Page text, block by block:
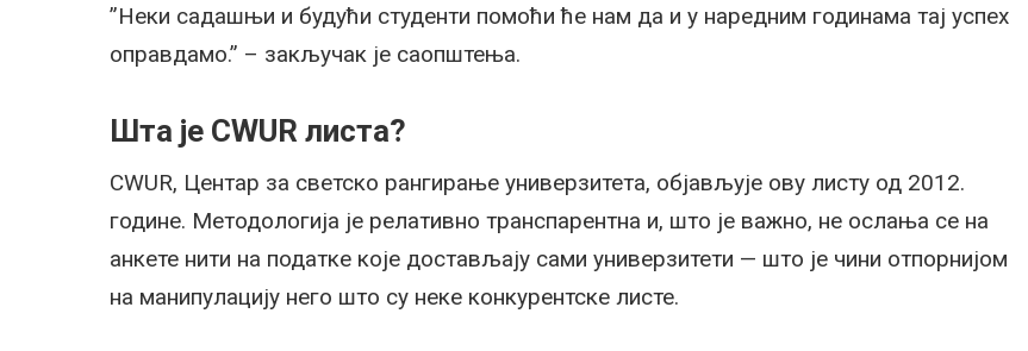
”Неки садашњи и будући студенти помоћи ће нам да и у наредним годинама тај успех
оправдамо.” – закључак је саопштења.
Шта је CWUR листа?
CWUR, Центар за светско рангирање универзитета, објављује ову листу од 2012.
године. Методологија је релативно транспарентна и, што је важно, не ослања се на
анкете нити на податке које достављају сами универзитети — што је чини отпорнијом
на манипулацију него што су неке конкурентске листе.